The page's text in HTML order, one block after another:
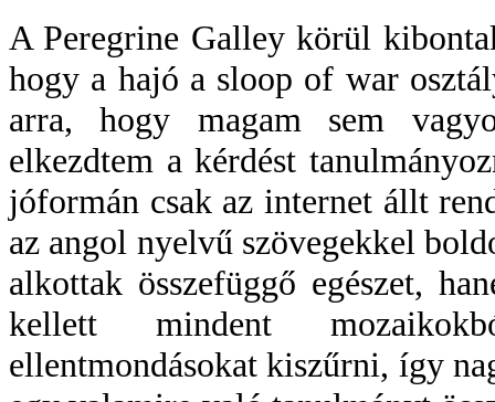
A Peregrine Galley körül
hogy a hajó a sloop of war
arra, hogy magam sem
elkezdtem a kérdést
jóformán csak az internet állt
az angol nyelvű szövegekkel
alkottak összefüggő egészet,
kellett mindent
ellentmondásokat kiszűrni, így